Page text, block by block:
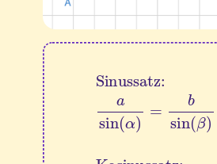
Sinussatz:asin(α